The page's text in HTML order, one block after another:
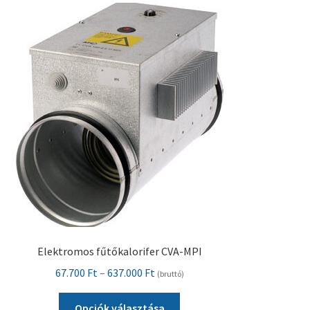
Pénztár
Szállítás
Visszatérítési tájékoztató
Elektromos fűtőkalorifer CVA-MPI
67.700 Ft – 637.000 FtÁrtartomány:
-
(bruttó)